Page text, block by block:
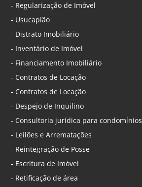
- Regularização de Imóvel
- Usucapião
- Distrato Imobiliário
- Inventário de Imóvel
- Financiamento Imobiliário
- Contratos de Locação
- Contratos de Locação
- Despejo de Inquilino
- Consultoria jurídica para condomínios
- Leilões e Arrematações
- Reintegração de Posse
- Escritura de Imóvel
- Retificação de área